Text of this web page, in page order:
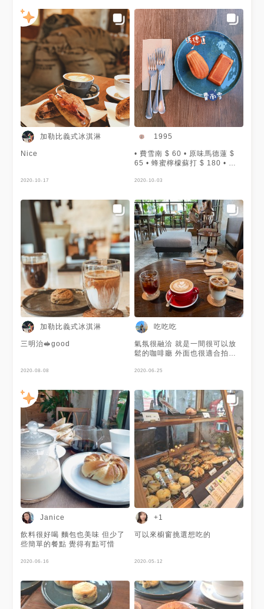
加勒比義式冰淇淋
Nice
2020-10-17
1995
• 費雪南 $ 60 • 原味馬德蓮 $
65 • 蜂蜜檸檬蘇打 $ 180 • 拿
———————————————
11:30-19:30 週一至週日 📍 桃
園市桃園區國強一街135號 ☎️
03-3790888
———————————————
「淡淡的蜂蜜氣泡在花花世界裡
飄散」
2020-10-03
加勒比義式冰淇淋
三明治🥪good
2020-08-08
吃吃吃
氣氛很融洽 就是一間很可以放
鬆的咖啡廳 外面也很適合拍照
2020-06-25
Janice
飲料很好喝 麵包也美味 但少了
些簡單的餐點 覺得有點可惜
2020-06-16
+1
可以來櫥窗挑選想吃的
2020-05-12